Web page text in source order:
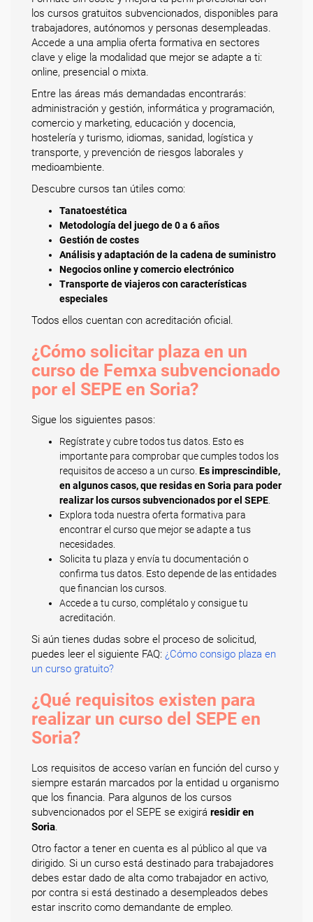
los cursos gratuitos subvencionados, disponibles para
trabajadores, autónomos y personas desempleadas.
Accede a una amplia oferta formativa en sectores
clave y elige la modalidad que mejor se adapte a ti:
online, presencial o mixta.
Entre las áreas más demandadas encontrarás:
administración y gestión, informática y programación,
comercio y marketing, educación y docencia,
hostelería y turismo, idiomas, sanidad, logística y
transporte, y prevención de riesgos laborales y
medioambiente.
Descubre cursos tan útiles como:
Tanatoestética
Metodología del juego de 0 a 6 años
Gestión de costes
Análisis y adaptación de la cadena de suministro
Negocios online y comercio electrónico
Transporte de viajeros con características
especiales
Todos ellos cuentan con acreditación oficial.
¿Cómo solicitar plaza en un
curso de Femxa subvencionado
por el SEPE en Soria?
Sigue los siguientes pasos:
Regístrate y cubre todos tus datos. Esto es
importante para comprobar que cumples todos los
requisitos de acceso a un curso. Es imprescindible,
en algunos casos, que residas en Soria para poder
realizar los cursos subvencionados por el SEPE
Explora toda nuestra oferta formativa para
encontrar el curso que mejor se adapte a tus
necesidades.
Solicita tu plaza y envía tu documentación o
confirma tus datos. Esto depende de las entidades
que financian los cursos.
Accede a tu curso, complétalo y consigue tu
acreditación.
Si aún tienes dudas sobre el proceso de solicitud,
puedes leer el siguiente FAQ: ¿Cómo consigo plaza en
un curso gratuito?
¿Qué requisitos existen para
realizar un curso del SEPE en
Soria?
Los requisitos de acceso varían en función del curso y
siempre estarán marcados por la entidad u organismo
que los financia. Para algunos de los cursos
subvencionados por el SEPE se exigirá residir en
Soria.
Otro factor a tener en cuenta es al público al que va
dirigido. Si un curso está destinado para trabajadores
debes estar dado de alta como trabajador en activo,
por contra si está destinado a desempleados debes
estar inscrito como demandante de empleo.